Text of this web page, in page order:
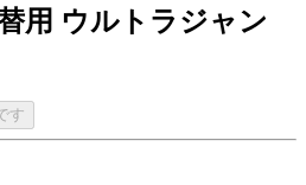
用 ウルトラジャン
す